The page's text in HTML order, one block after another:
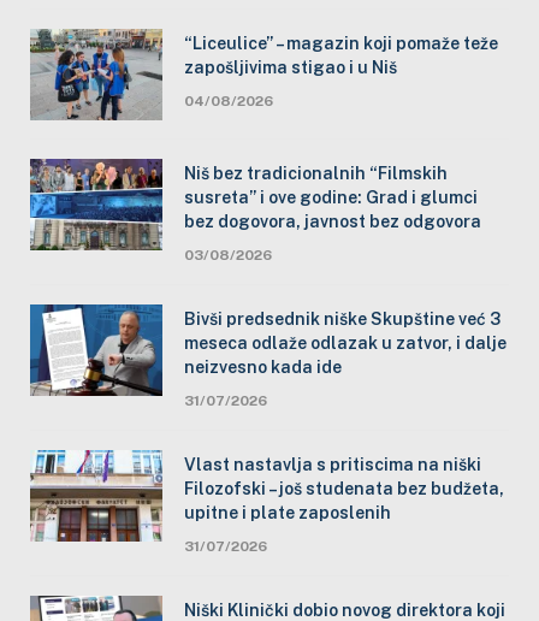
“Liceulice” – magazin koji pomaže teže
zapošljivima stigao i u Niš
04/08/2026
Niš bez tradicionalnih “Filmskih
susreta” i ove godine: Grad i glumci
bez dogovora, javnost bez odgovora
03/08/2026
Bivši predsednik niške Skupštine već 3
meseca odlaže odlazak u zatvor, i dalje
neizvesno kada ide
31/07/2026
Vlast nastavlja s pritiscima na niški
Filozofski – još studenata bez budžeta,
upitne i plate zaposlenih
31/07/2026
Niški Klinički dobio novog direktora koji